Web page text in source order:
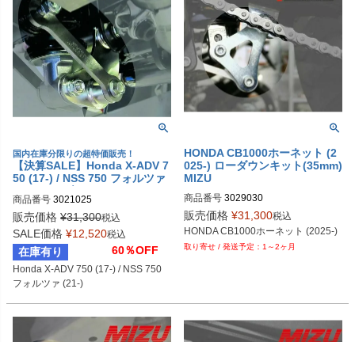
国内在庫分限りの超特価販売！
【決算SALE】Honda X-ADV 7
50 (17-) / NSS 750 フォルツァ
(21-) ローダウンキット(35mm)
MIZU
商品番号 3021025
販売価格 ¥31,300税込
SALE価格 ¥12,520税込
在庫有り 60％OFF
Honda X-ADV 750 (17-) / NSS 750
フォルツァ (21-)
HONDA CB1000ホーネット (2
025-) ローダウンキット(35mm)
MIZU
商品番号 3029030
販売価格 ¥31,300税込
HONDA CB1000ホーネット (2025-)
1～2ヶ月